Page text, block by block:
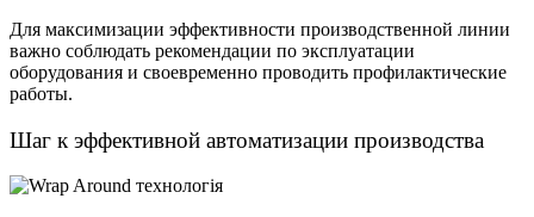
Для максимизации эффективности производственной линии
важно соблюдать рекомендации по эксплуатации
оборудования и своевременно проводить профилактические
работы.
Шаг к эффективной автоматизации производства